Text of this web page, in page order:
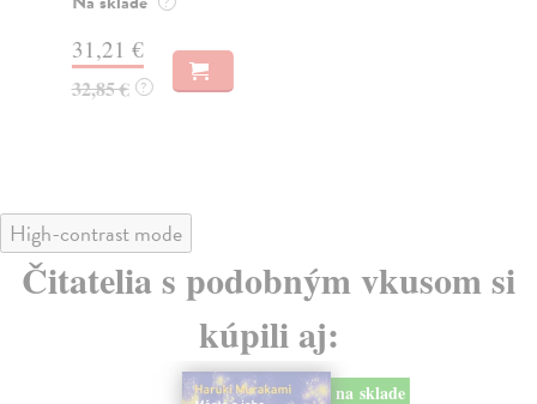
31,21 €
32,85 € ?
High-contrast mode
Čitatelia s podobným vkusom si
kúpili aj:
na sklade